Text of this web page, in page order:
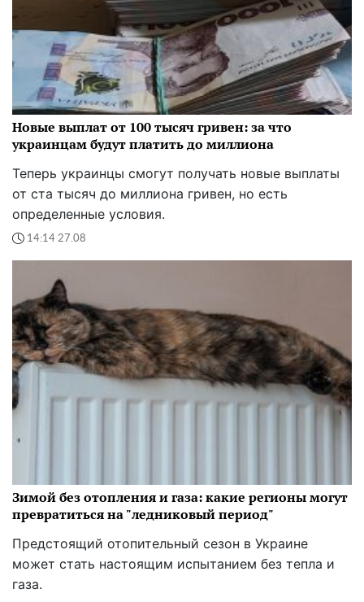
Новые выплат от 100 тысяч гривен: за что
украинцам будут платить до миллиона
Теперь украинцы смогут получать новые выплаты
от ста тысяч до миллиона гривен, но есть
определенные условия.
14:14 27.08
Зимой без отопления и газа: какие регионы могут
превратиться на "ледниковый период"
Предстоящий отопительный сезон в Украине
может стать настоящим испытанием без тепла и
газа.